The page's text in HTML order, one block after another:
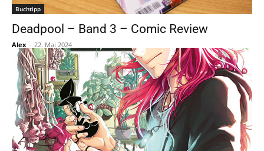
Buchtipp
Deadpool – Band 3 – Comic Review
Alex - 22. Mai 2024